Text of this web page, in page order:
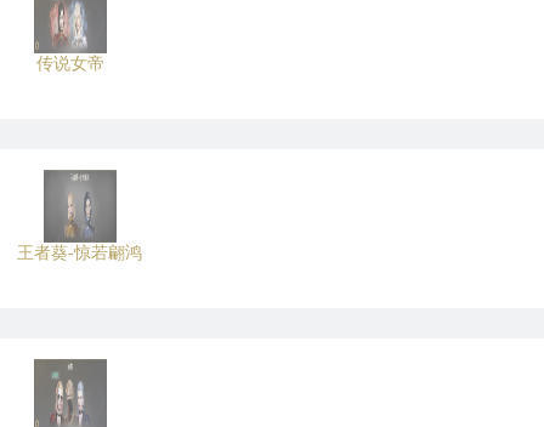
传说女帝
王者葵-惊若翩鸿